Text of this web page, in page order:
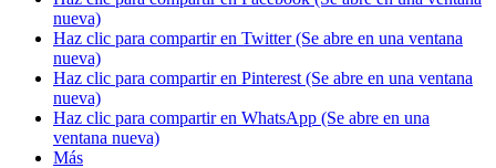
nueva)
Haz clic para compartir en Twitter (Se abre en una ventana
nueva)
Haz clic para compartir en Pinterest (Se abre en una ventana
nueva)
Haz clic para compartir en WhatsApp (Se abre en una
ventana nueva)
Más